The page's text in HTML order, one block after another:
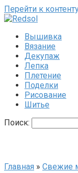
Перейти к
Вышивка
Вязание
Декупаж
Лепка
Плетение
Поделки
Рисование
Шитье
Поиск:
Главная » Свежие